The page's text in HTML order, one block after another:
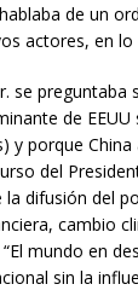
de un
actores, en
se
de
y porque
del
difusión del
cambio
mundo en
sin la